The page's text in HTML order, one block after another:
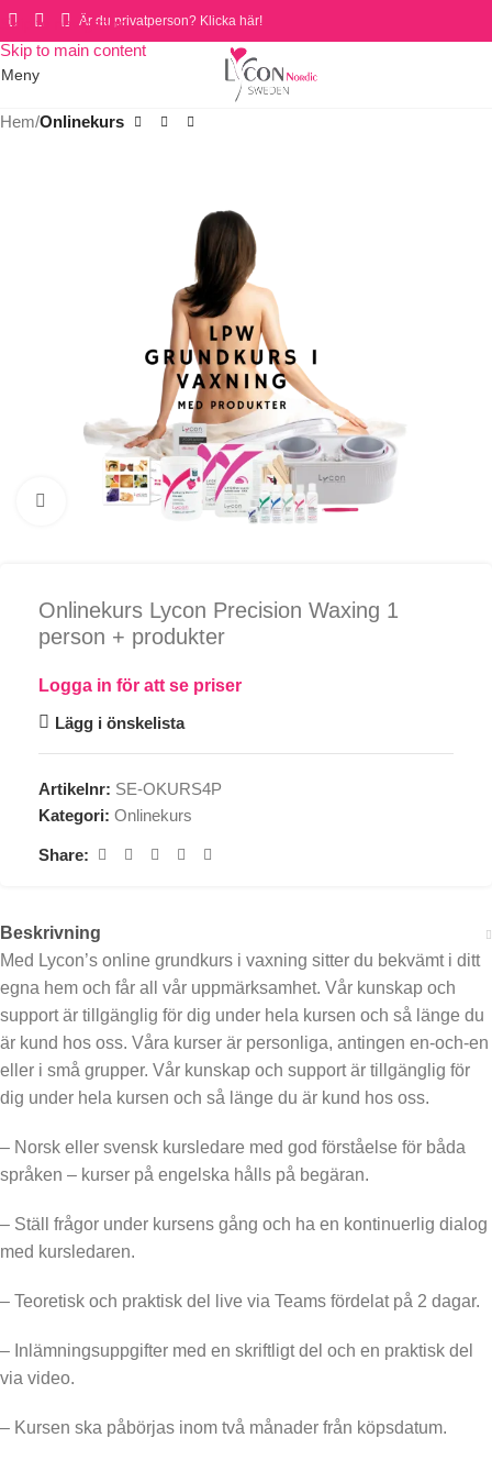
Skip to navigation
Skip to main content
Är du privatperson? Klicka här!
Meny
Hem Onlinekurs
Click to enlarge
Onlinekurs Lycon Precision Waxing 1
person + produkter
Logga in för att se priser
Lägg i önskelista
Artikelnr: SE-OKURS4P
Kategori: Onlinekurs
Share:
Beskrivning
Med Lycon’s online grundkurs i vaxning sitter du bekvämt i ditt
egna hem och får all vår uppmärksamhet. Vår kunskap och
support är tillgänglig för dig under hela kursen och så länge du
är kund hos oss. Våra kurser är personliga, antingen en-och-en
eller i små grupper. Vår kunskap och support är tillgänglig för
dig under hela kursen och så länge du är kund hos oss.
– Norsk eller svensk kursledare med god förståelse för båda
språken – kurser på engelska hålls på begäran.
– Ställ frågor under kursens gång och ha en kontinuerlig dialog
med kursledaren.
– Teoretisk och praktisk del live via Teams fördelat på 2 dagar.
– Inlämningsuppgifter med en skriftligt del och en praktisk del
via video.
– Kursen ska påbörjas inom två månader från köpsdatum.